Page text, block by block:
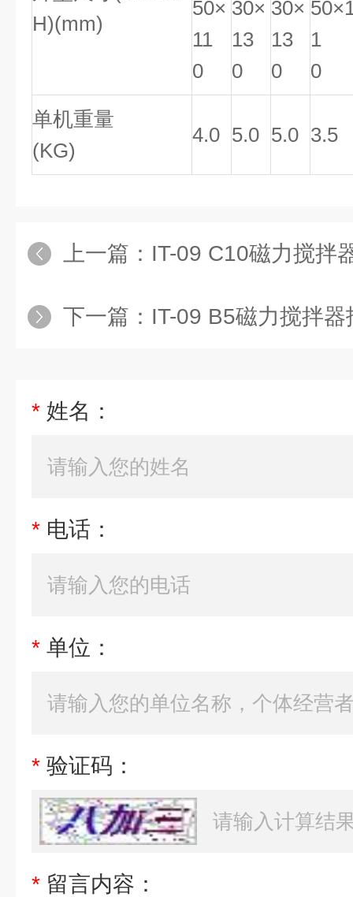
H)(mm)
50×
11
0
30×
13
0
30×
13
0
1
0
单机重量
(KG)
4.0 5.0 5.0 3.5
上一篇： IT-09 C10磁力搅拌
下一篇： IT-09 B5磁力搅拌
* 姓名：
* 电话：
* 单位：
* 验证码：
* 留言内容：